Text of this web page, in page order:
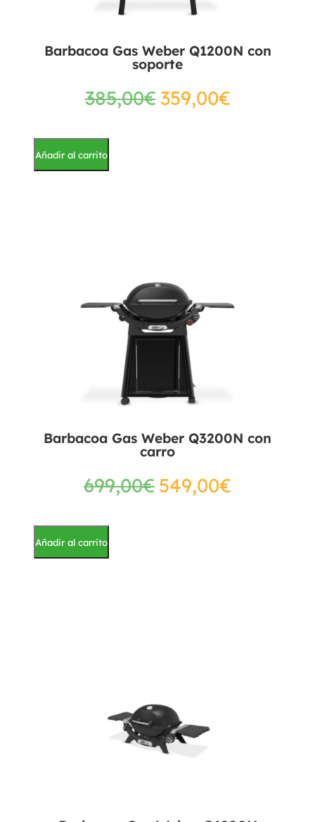
Barbacoa Gas Weber Q1200N con
soporte
385,00€359,00€
Añadir al carrito
Barbacoa Gas Weber Q3200N con
carro
699,00€ 549,00€
Añadir al carrito